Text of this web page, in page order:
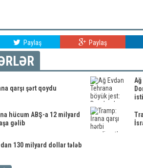
Paylaş Paylaş
qarşı şərt qoydu
hücum ABŞ-a 12 milyard
gəlib
dan 130 milyard dollar tələb